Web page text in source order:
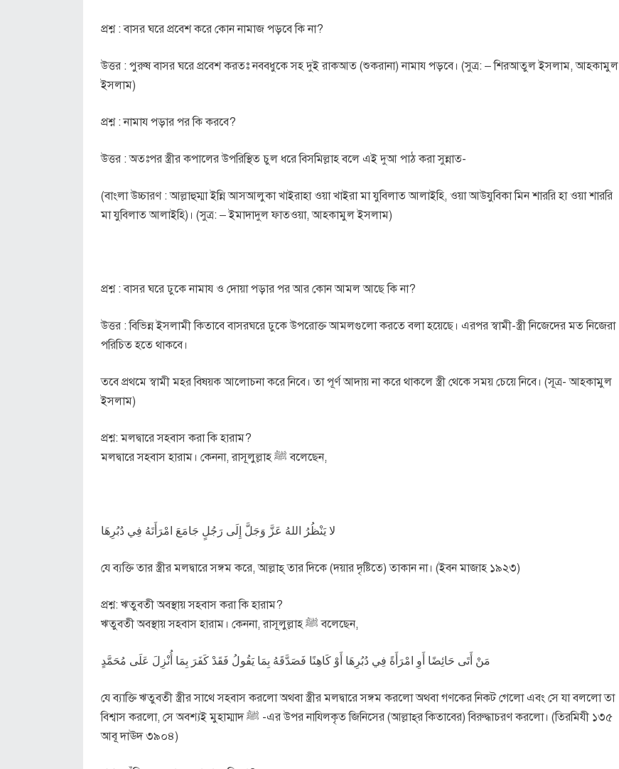
প্রশ্ন : বাসর ঘরে প্রবেশ করে কোন নামাজ পড়বে কি না?
উত্তর : পুরুষ বাসর ঘরে প্রবেশ করতঃ নববধুকে সহ দুই রাকআত (শুকরানা) নামায পড়বে। (সুত্র: – শিরআতুল ইসলাম, আহকামুল
ইসলাম)
প্রশ্ন : নামায পড়ার পর কি করবে?
উত্তর : অতঃপর স্ত্রীর কপালের উপরিস্থিত চুল ধরে বিসমিল্লাহ বলে এই দুআ পাঠ করা সুন্নাত-
(বাংলা উচ্চারণ : আল্লাহুম্মা ইন্নি আসআলুকা খাইরাহা ওয়া খাইরা মা যুবিলাত আলাইহি, ওয়া আউযুবিকা মিন শাররি হা ওয়া শাররি
মা যুবিলাত আলাইহি)। (সুত্র: – ইমাদাদুল ফাতওয়া, আহকামুল ইসলাম)
প্রশ্ন : বাসর ঘরে ঢুকে নামায ও দোয়া পড়ার পর আর কোন আমল আছে কি না?
উত্তর : বিভিন্ন ইসলামী কিতাবে বাসরঘরে ঢুকে উপরোক্ত আমলগুলো করতে বলা হয়েছে। এরপর স্বামী-স্ত্রী নিজেদের মত নিজেরা
পরিচিত হতে থাকবে।
তবে প্রথমে স্বামী মহর বিষয়ক আলোচনা করে নিবে। তা পূর্ণ আদায় না করে থাকলে স্ত্রী থেকে সময় চেয়ে নিবে। (সূত্র- আহকামুল
ইসলাম)
প্রশ্ন: মলদ্বারে সহবাস করা কি হারাম?
মলদ্বারে সহবাস হারাম। কেননা, রাসূলুল্লাহ ﷺ বলেছেন,
لا يَنْظُرُ اللهُ عَزَّ وَجَلَّ إِلَى رَجُلٍ جَامَعَ امْرَأَتَهُ فِي دُبُرِهَا
যে ব্যক্তি তার স্ত্রীর মলদ্বারে সঙ্গম করে, আল্লাহ্ তার দিকে (দয়ার দৃষ্টিতে) তাকান না। (ইবন মাজাহ ১৯২৩)
প্রশ্ন: ঋতুবতী অবস্থায় সহবাস করা কি হারাম?
ঋতুবতী অবস্থায় সহবাস হারাম। কেননা, রাসূলুল্লাহ ﷺ বলেছেন,
مَنْ أَتَى حَائِضًا أَوِ امْرَأَةً فِي دُبُرِهَا أَوْ كَاهِنًا فَصَدَّقَهُ بِمَا يَقُولُ فَقَدْ كَفَرَ بِمَا أُنْزِلَ عَلَى مُحَمَّدٍ
যে ব্যাক্তি ঋতুবতী স্ত্রীর সাথে সহবাস করলো অথবা স্ত্রীর মলদ্বারে সঙ্গম করলো অথবা গণকের নিকট গেলো এবং সে যা বললো তা
বিশ্বাস করলো, সে অবশ্যই মুহাম্মাদ ﷺ -এর উপর নাযিলকৃত জিনিসের (আল্লাহ্‌র কিতাবের) বিরুদ্ধাচরণ করলো। (তিরমিযী ১৩৫
আবূ দাঊদ ৩৯০৪)